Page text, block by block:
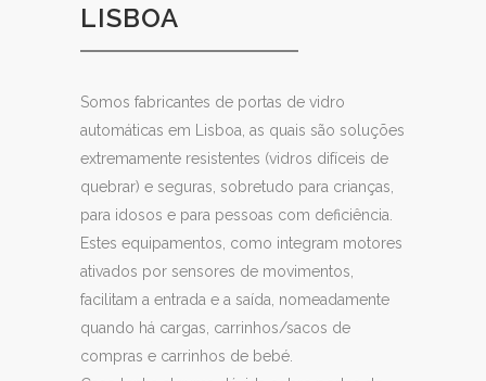
LISBOA
Somos fabricantes de portas de vidro
automáticas em Lisboa, as quais são soluções
extremamente resistentes (vidros difíceis de
quebrar) e seguras, sobretudo para crianças,
para idosos e para pessoas com deficiência.
Estes equipamentos, como integram motores
ativados por sensores de movimentos,
facilitam a entrada e a saída, nomeadamente
quando há cargas, carrinhos/sacos de
compras e carrinhos de bebé.